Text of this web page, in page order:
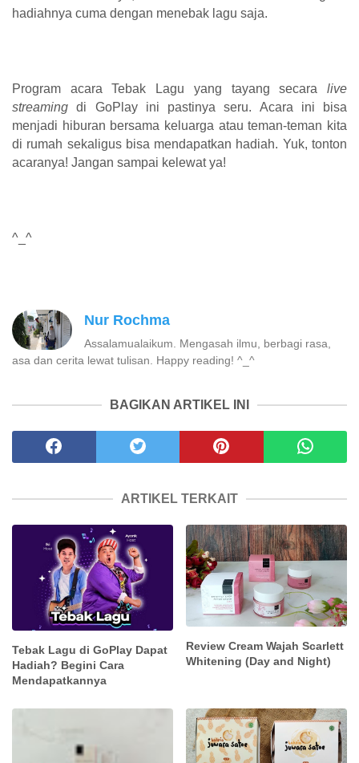
hadiahnya cuma dengan menebak lagu saja.
Program acara Tebak Lagu yang tayang secara live
streaming di GoPlay ini pastinya seru. Acara ini bisa
menjadi hiburan bersama keluarga atau teman-teman kita
di rumah sekaligus bisa mendapatkan hadiah. Yuk, tonton
acaranya! Jangan sampai kelewat ya!
^_^
Nur Rochma
Assalamualaikum. Mengasah ilmu, berbagi rasa,
asa dan cerita lewat tulisan. Happy reading! ^_^
BAGIKAN ARTIKEL INI
ARTIKEL TERKAIT
Tebak Lagu di GoPlay Dapat
Hadiah? Begini Cara
Mendapatkannya
Review Cream Wajah Scarlett
Whitening (Day and Night)